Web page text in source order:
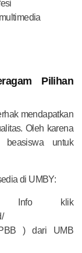
Pilihan
mendapatkan
Oleh karena
untuk
di UMBY:
Info klik
) dari UMB